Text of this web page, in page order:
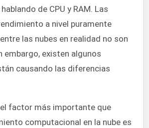
de CPU y RAM. Las
a nivel puramente
las nubes en realidad no son
embargo, existen algunos
causando las diferencias
factor más importante que
computacional en la nube es